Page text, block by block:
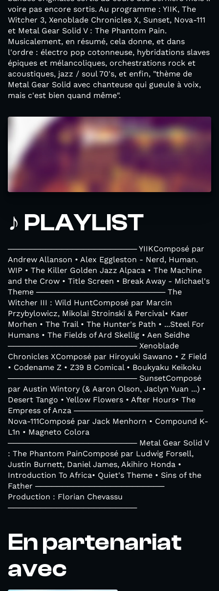
voire pas encore sortis. Au programme : YIIK, The
Witcher 3, Xenoblade Chronicles X, Sunset, Nova-111
et Metal Gear Solid V : The Phantom Pain.
Musicalement, en résumé, cela donne, et dans
l'ordre : électro pop cotonneuse, hybridations slaves
épiques et mélancoliques, orchestrations rock et
acoustiques, jazz / soul 70's, et enfin, "thème de
Metal Gear Solid avec chanteuse qui gueule à voix,
mais c'est bien quand même".
♪ PLAYLIST
──────────────────────── YIIKComposé par
Andrew Allanson • Alex Eggleston - Nerd, Human.
WIP • The Killer Golden Jazz Alpaca • The Machine
and the Crow • Title Screen • Break Away - Michael's
Theme ──────────────────────── The
Witcher III : Wild HuntComposé par Marcin
Przybylowicz, Mikolai Stroinski & Percival• Kaer
Morhen • The Trail • The Hunter's Path • ...Steel For
Humans • The Fields of Ard Skellig • Aen Seidhe
──────────────────────── Xenoblade
Chronicles XComposé par Hiroyuki Sawano • Z Field
• Codename Z • Z39 B Comical • Boukyaku Keikoku
──────────────────────── SunsetComposé
par Austin Wintory (& Aaron Olson, Jaclyn Yuan ...) •
Desert Tango • Yellow Flowers • After Hours• The
Empress of Anza ────────────────────────
Nova-111Composé par Jack Menhorn • Compound K-
L1n • Magneto Colora
──────────────────────── Metal Gear Solid V
: The Phantom PainComposé par Ludwig Forsell,
Justin Burnett, Daniel James, Akihiro Honda •
Introduction To Africa• Quiet's Theme • Sins of the
Father ────────────────────────
Production : Florian Chevassu
────────────────────────
En partenariat
avec